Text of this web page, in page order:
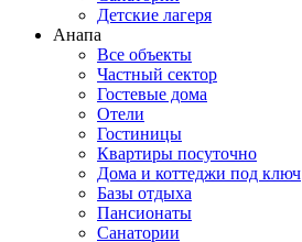
Детские лагеря
Анапа
Все объекты
Частный сектор
Гостевые дома
Отели
Гостиницы
Квартиры посуточно
Дома и коттеджи под ключ
Базы отдыха
Пансионаты
Санатории